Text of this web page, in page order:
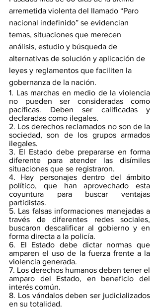
arremetida violenta del llamado “Paro
nacional indefinido” se evidencian
temas, situaciones que merecen
análisis, estudio y búsqueda de
alternativas de solución y aplicación de
leyes y reglamentos que faciliten la
gobernanza de la nación.
1. Las marchas en medio de la violencia
no pueden ser consideradas como
pacíficas. Deben ser calificadas y
declaradas como ilegales.
2. Los derechos reclamados no son de la
sociedad, son de los grupos armados
ilegales.
3. El Estado debe prepararse en forma
diferente para atender las disímiles
situaciones que se registraron.
4. Hay personajes dentro del ámbito
político, que han aprovechado esta
coyuntura para buscar ventajas
partidistas.
5. Las falsas informaciones manejadas a
través de diferentes redes sociales,
buscaron descalificar al gobierno y en
forma directa a la policía.
6. El Estado debe dictar normas que
amparen el uso de la fuerza frente a la
violencia generada.
7. Los derechos humanos deben tener el
amparo del Estado, en beneficio del
interés común.
8. Los vándalos deben ser judicializados
en su totalidad.